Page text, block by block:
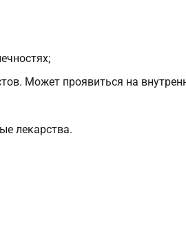
Может проявиться на
лекарства.